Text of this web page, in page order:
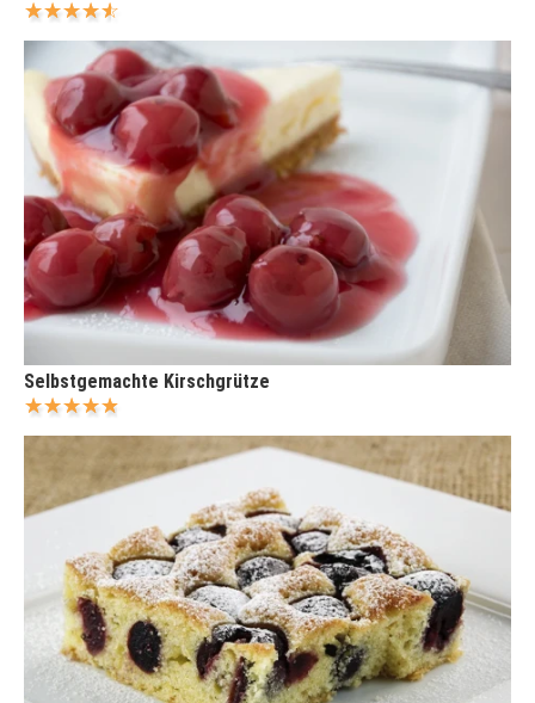
Selbstgemachte Kirschgrütze